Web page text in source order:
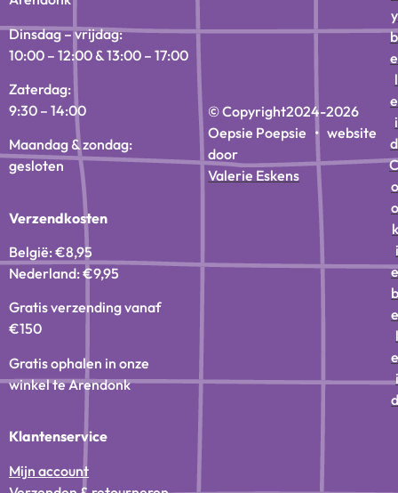
Dinsdag – vrijdag:
10:00 – 12:00 & 13:00 – 17:00
Zaterdag:
9:30 – 14:00
Maandag & zondag:
gesloten
Verzendkosten
België: €8,95
Nederland: €9,95
Gratis verzending vanaf
€150
Gratis ophalen in onze
winkel te Arendonk
Klantenservice
Mijn account
© Copyright2024-2026
Oepsie Poepsie • website
door
Valerie Eskens
y
b
e
l
e
i
d
C
o
o
k
i
e
b
e
l
e
i
d